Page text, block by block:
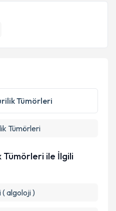
posta ile bilgilendireceğiz.
ilişkinAydınlatma
kişisel verilerimin belirtilen
kabul ediyorum.
Tümörleri
Tümörleri
Tümörleri ile İlgili
( algoloji )